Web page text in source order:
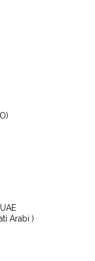
Arabi )